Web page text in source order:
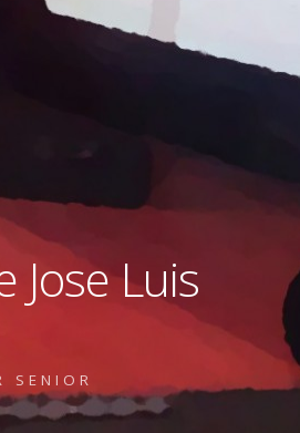
Jose Luis
SENIOR